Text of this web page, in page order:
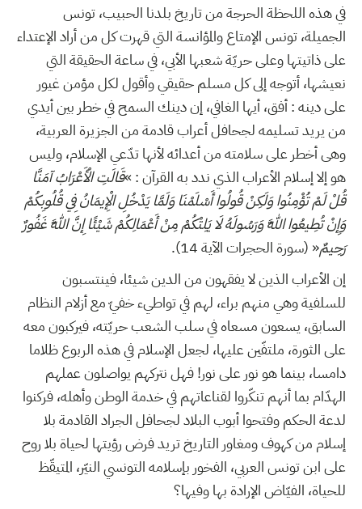
في هذه اللحظة الحرجة من تاريخ بلدنا الحبيب، تونس
الجميلة، تونس الإمتاع والمؤانسة التي قهرت كل من أراد الإعتداء
على ذاتيتها وعلى حريّة شعبها الأبي، في ساعة الحقيقة التي
نعيشها، أتوجه إلى كل مسلم حقيقي وأقول لكل مؤمن غيور
على دينه : أفق، أيها الغافي، إن دينك السمح في خطر بين أيدي
من يريد تسليمه لجحافل أعراب قادمة من الجزيرة العربية،
وهى أخطر على سلامته من أعدائه لأنها تدّعي الإسلام، وليس
هو إلا إسلام الأعراب الذي ندد به القرآن : »قَالَتِ الْأَعْرَابُ آمَنَّا
قُلْ لَمْ تُؤْمِنُوا وَلَكِنْ قُولُوا أَسْلَمْنَا وَلَمَّا يَدْخُلِ الْإِيمَانُ فِي قُلُوبِكُمْ
وَإِنْ تُطِيعُوا اللَّهَ وَرَسُولَهُ لَا يَلِتْكُمْ مِنْ أَعْمَالِكُمْ شَيْئًا إِنَّ اللَّهَ غَفُورٌ
رَحِيمٌ« (سورة الحجرات الآية 14).
إن الأعراب الذين لا يفقهون من الدين شيئا، فينتسبون
للسلفية وهي منهم براء، لهم في تواطيء خفيّ مع أزلام النظام
السابق، يسعون مسعاه في سلب الشعب حريّته، فيركبون معه
على الثورة، ملتفّين عليها، لجعل الإسلام في هذه الربوع ظلاما
دامسا، بينما هو نور على نور! فهل نتركهم يواصلون عملهم
الهدّام بما أنهم تنكّروا لقناعاتهم في خدمة الوطن وأهله، فركنوا
لدعة الحكم وفتحوا أبوب البلاد لجحافل الجراد القادمة بلا
إسلام من كهوف ومغاور التاريخ تريد فرض رؤيتها لحياة بلا روح
على ابن تونس العربي، الفخور بإسلامه التونسي النيّر، المتيقّظ
للحياة، الفيّاض الإرادة بها وفيها؟